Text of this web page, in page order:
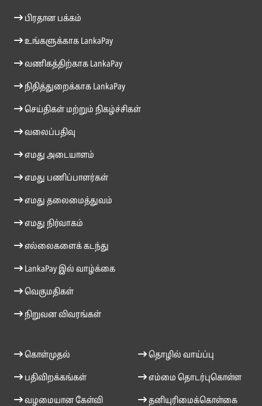
பிரதான பக்கம்
உங்களுக்காக LankaPay
வணிகத்திற்காக LankaPay
நிதித்துறைக்காக LankaPay
செய்திகள் மற்றும் நிகழ்ச்சிகள்
வலைப்பதிவு
எமது அடையாளம்
எமது பணிப்பாளர்கள்
எமது தலைமைத்துவம்
எமது நிர்வாகம்
எல்லைகளைக் கடந்து
LankaPay இல் வாழ்க்கை
வெகுமதிகள்
நிறுவன விவரங்கள்
கொள்முதல்
பதிவிறக்கங்கள்
வழமையான கேள்வி
தொழில் வாய்ப்பு
எம்மை தொடர்புகொள்ள
தனியுரிமைக்கொள்கை